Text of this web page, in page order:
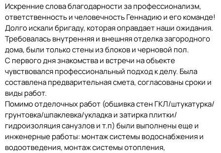
Искренние слова благодарности за профессионализм,
ответственность и человечность Геннадию и его команде!
Долго искали бригаду, которая оправдает наши ожидания.
Требовалась внутренняя и внешняя отделка загородного
дома, были только стены из блоков и черновой пол.
С первого дня знакомства и встречи на объекте
чувствовался профессиональный подход к делу. Была
составлена предварительная смета, согласованы сроки и
виды работ.
Помимо отделочных работ (обшивка стен ГКЛ/штукатурка/
грунтовка/шпаклевка/укладка и затирка плитки/
гидроизоляция санузлов и т.п) были выполнены еще и
инженерные работы: монтаж системы водоснабжения и
водоотведения, монтаж системы отопления,